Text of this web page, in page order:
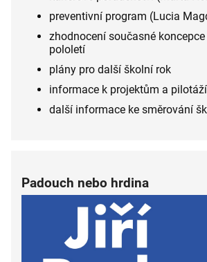
preventivní program (Lucia
zhodnocení současné
pololetí
plány pro další školní rok
informace k projektům a
další informace ke směrování
Padouch nebo hrdina